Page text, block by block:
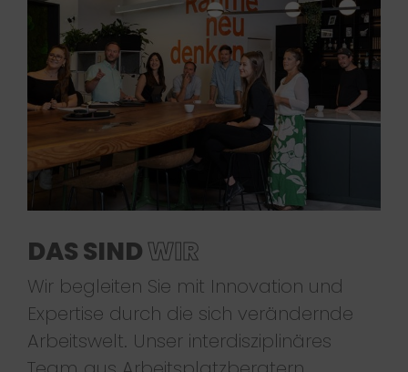
DAS SINDWIR
Wir begleiten Sie mit Innovation und
Expertise durch die sich verändernde
Arbeitswelt. Unser interdisziplinäres